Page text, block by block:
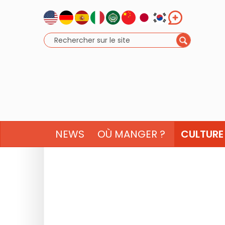
NEWS OÙ MANGER ? CULTURE